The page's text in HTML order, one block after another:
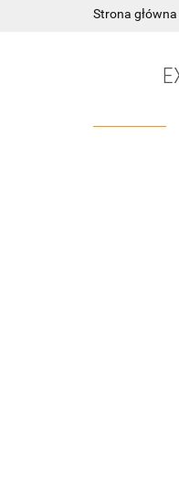
RATY/
Strona główna